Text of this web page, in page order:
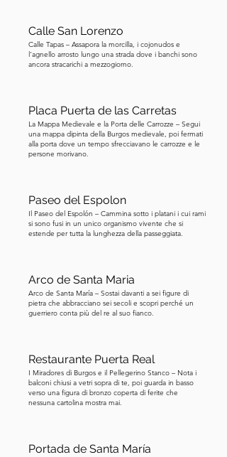
Calle San Lorenzo
Calle Tapas – Assapora la morcilla, i cojonudos e
l'agnello arrosto lungo una strada dove i banchi sono
ancora stracarichi a mezzogiorno.
Placa Puerta de las Carretas
La Mappa Medievale e la Porta delle Carrozze – Segui
una mappa dipinta della Burgos medievale, poi fermati
alla porta dove un tempo sfrecciavano le carrozze e le
persone morivano.
Paseo del Espolon
Il Paseo del Espolón – Cammina sotto i platani i cui rami
si sono fusi in un unico organismo vivente che si
estende per tutta la lunghezza della passeggiata.
Arco de Santa Maria
Arco de Santa María – Sostai davanti a sei figure di
pietra che abbracciano sei secoli e scopri perché un
guerriero conta più del re al suo fianco.
Restaurante Puerta Real
I Miradores di Burgos e il Pellegerino Stanco – Nota i
balconi chiusi a vetri sopra di te, poi guarda in basso
verso una figura di bronzo coperta di ferite che
nessuna cartolina mostra mai.
Portada de Santa María